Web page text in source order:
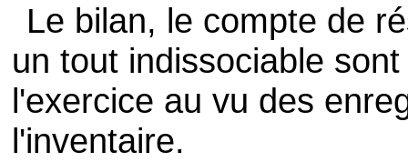
Le bilan, le compte de
un tout indissociable
l'exercice au vu des
l'inventaire.